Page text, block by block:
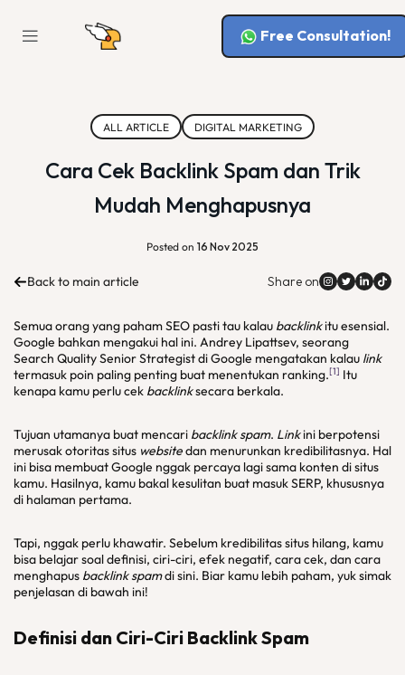
Free Consultation!
ALL ARTICLE DIGITAL MARKETING
Cara Cek Backlink Spam dan Trik
Mudah Menghapusnya
Posted on 16 Nov 2025
Back to main article Share on
Semua orang yang paham SEO pasti tau kalau backlinkitu esensial.
Google bahkan mengakui hal ini. Andrey Lipattsev, seorang
Search Quality Senior Strategist di Google mengatakan kalau link
termasuk poin paling penting buat menentukan ranking.[1] Itu
kenapa kamu perlu cek backlinksecara berkala.
Tujuan utamanya buat mencari backlink spam. Linkini berpotensi
merusak otoritas situs websitedan menurunkan kredibilitasnya. Hal
ini bisa membuat Google nggak percaya lagi sama konten di situs
kamu. Hasilnya, kamu bakal kesulitan buat masuk SERP, khususnya
di halaman pertama.
Tapi, nggak perlu khawatir. Sebelum kredibilitas situs hilang, kamu
bisa belajar soal definisi, ciri-ciri, efek negatif, cara cek, dan cara
menghapus backlink spamdi sini. Biar kamu lebih paham, yuk simak
penjelasan di bawah ini!
Definisi dan Ciri-Ciri Backlink Spam